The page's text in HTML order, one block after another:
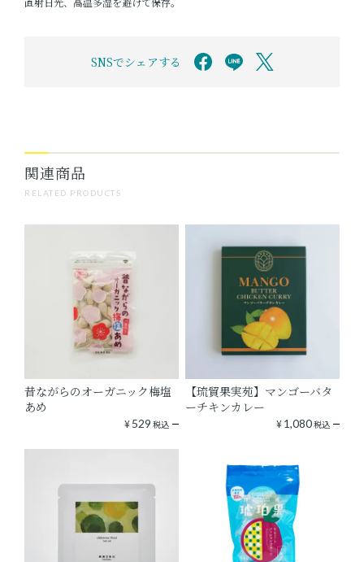
SNSでシェアする
RELATED PRODUCTS
関連商品
昔ながらのオーガニック梅塩
あめ
¥529 税込
【琉貿果実苑】マンゴーバタ
ーチキンカレー
¥1,080税込